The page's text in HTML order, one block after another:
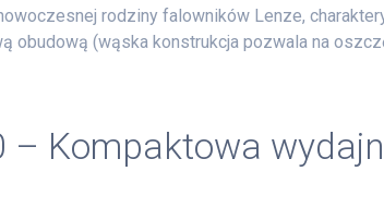
rodziny falowników Lenze,
obudową (wąska konstrukcja pozwala na
– Kompaktowa